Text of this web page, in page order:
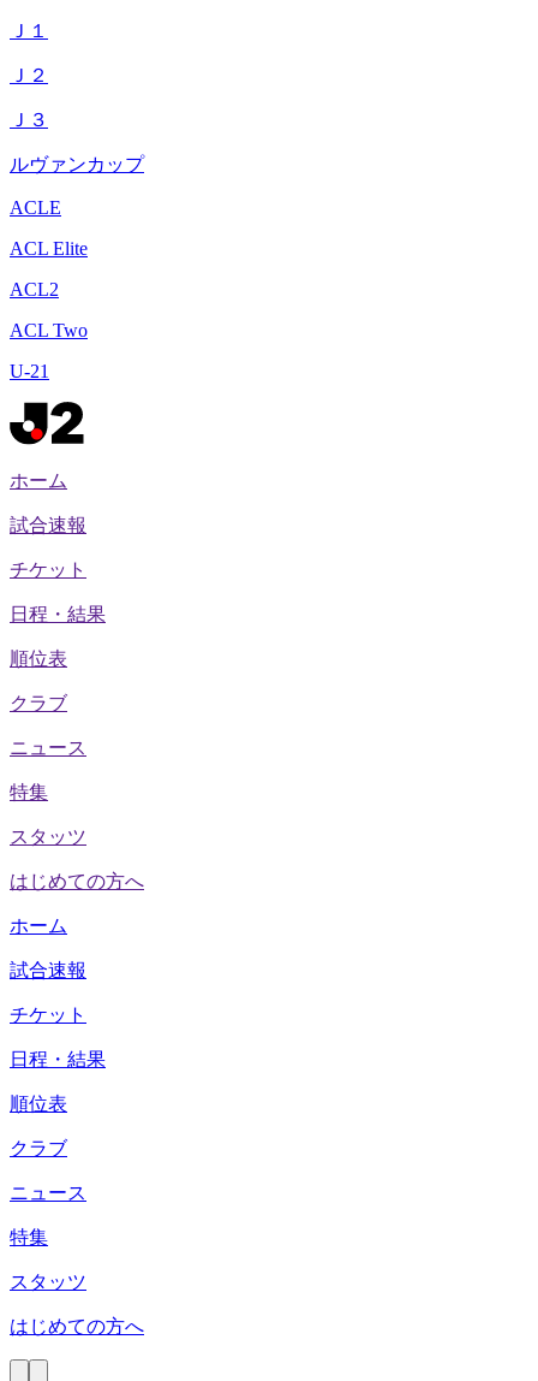
Ｊ１
Ｊ２
Ｊ３
ルヴァンカップ
ACLE
ACL Elite
ACL2
ACL Two
U-21
ホーム
試合速報
チケット
日程・結果
順位表
クラブ
ニュース
特集
スタッツ
はじめての方へ
ホーム
試合速報
チケット
日程・結果
順位表
クラブ
ニュース
特集
スタッツ
はじめての方へ